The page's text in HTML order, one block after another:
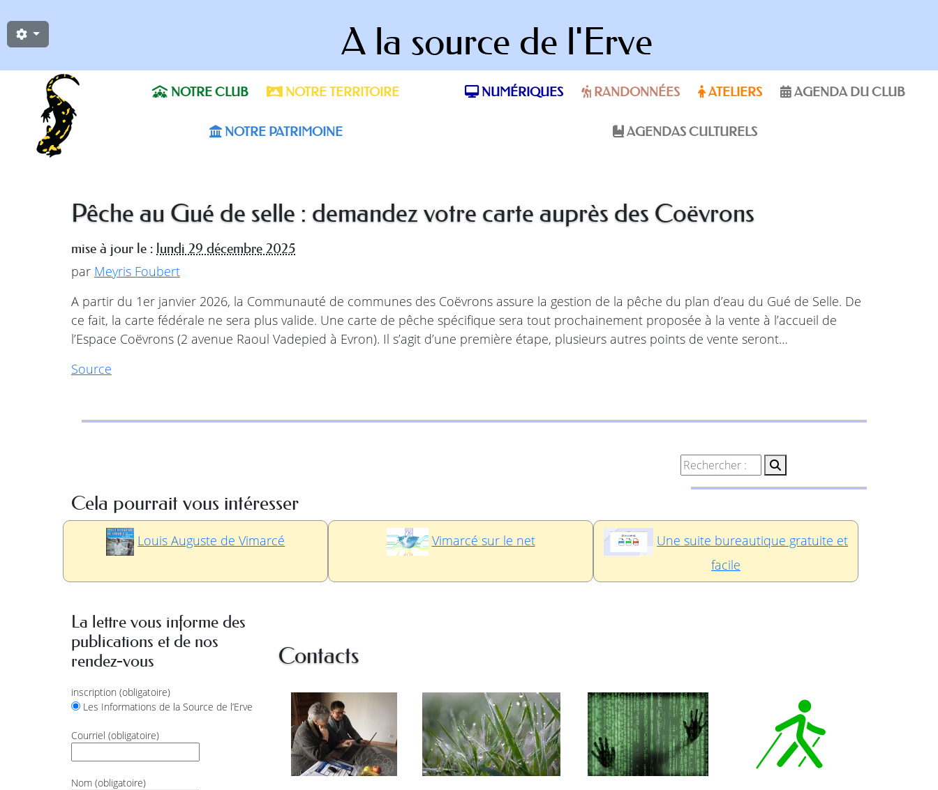
A la source de l'Erve
NOTRE CLUB NOTRE TERRITOIRE
NOTRE PATRIMOINE
NUMÉRIQUES RANDONNÉES ATELIERS AGENDA DU CLUB
AGENDAS CULTURELS
Pêche au Gué de selle : demandez votre carte auprès des Coëvrons
mise à jour le : lundi 29 décembre 2025
par Meyris Foubert
A partir du 1er janvier 2026, la Communauté de communes des Coëvrons assure la gestion de la pêche du plan d’eau du Gué de Selle. De
ce fait, la carte fédérale ne sera plus valide. Une carte de pêche spécifique sera tout prochainement proposée à la vente à l’accueil de
l’Espace Coëvrons (2 avenue Raoul Vadepied à Evron). Il s’agit d’une première étape, plusieurs autres points de vente seront…
Source
Cela pourrait vous intéresser
Louis Auguste de Vimarcé Vimarcé sur le net
Une suite bureautique gratuite et
facile
La lettre vous informe des
publications et de nos
rendez-vous
inscription (obligatoire)
Les Informations de la Source de l’Erve
Courriel (obligatoire)
Nom (obligatoire)
Contacts